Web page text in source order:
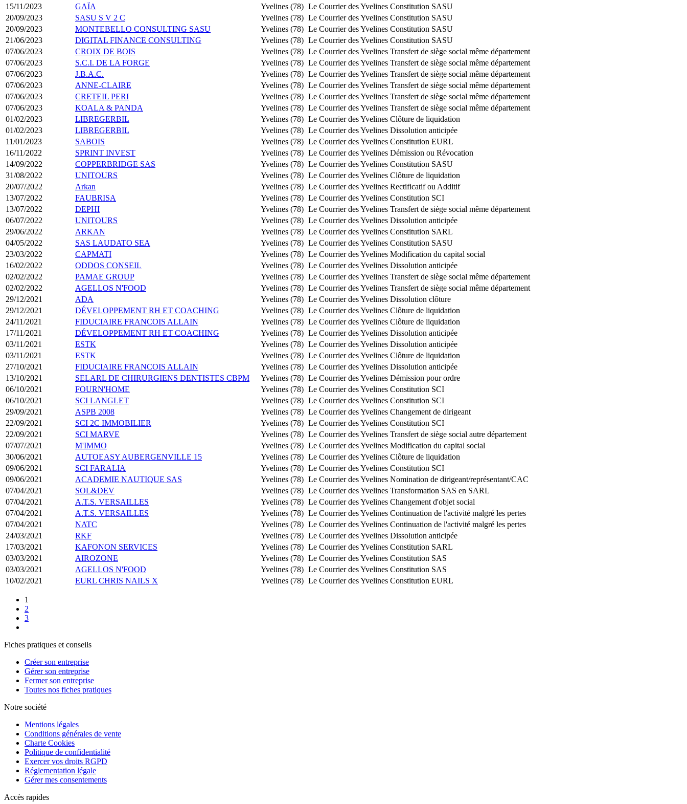
15/11/2023
GAÏA Yvelines (78) Le Courrier des Yvelines Constitution SASU
20/09/2023
SASU S V 2 C Yvelines (78) Le Courrier des Yvelines Constitution SASU
20/09/2023
MONTEBELLO CONSULTING SASU Yvelines (78) Le Courrier des Yvelines Constitution SASU
21/06/2023
DIGITAL FINANCE CONSULTING Yvelines (78) Le Courrier des Yvelines Constitution SASU
07/06/2023
CROIX DE BOIS Yvelines (78) Le Courrier des Yvelines Transfert de siège social même département
07/06/2023
S.C.I. DE LA FORGE Yvelines (78) Le Courrier des Yvelines Transfert de siège social même département
07/06/2023
J.B.A.C. Yvelines (78) Le Courrier des Yvelines Transfert de siège social même département
07/06/2023
ANNE-CLAIRE Yvelines (78) Le Courrier des Yvelines Transfert de siège social même département
07/06/2023
CRETEIL PERI Yvelines (78) Le Courrier des Yvelines Transfert de siège social même département
07/06/2023
KOALA & PANDA Yvelines (78) Le Courrier des Yvelines Transfert de siège social même département
01/02/2023
LIBREGERBIL Yvelines (78) Le Courrier des Yvelines Clôture de liquidation
01/02/2023
LIBREGERBIL Yvelines (78) Le Courrier des Yvelines Dissolution anticipée
11/01/2023
SABOIS Yvelines (78) Le Courrier des Yvelines Constitution EURL
16/11/2022
SPRINT INVEST Yvelines (78) Le Courrier des Yvelines Démission ou Révocation
14/09/2022
COPPERBRIDGE SAS Yvelines (78) Le Courrier des Yvelines Constitution SASU
31/08/2022
UNITOURS Yvelines (78) Le Courrier des Yvelines Clôture de liquidation
20/07/2022
Arkan Yvelines (78) Le Courrier des Yvelines Rectificatif ou Additif
13/07/2022
FAUBRISA Yvelines (78) Le Courrier des Yvelines Constitution SCI
13/07/2022
DEPHI Yvelines (78) Le Courrier des Yvelines Transfert de siège social même département
06/07/2022
UNITOURS Yvelines (78) Le Courrier des Yvelines Dissolution anticipée
29/06/2022
ARKAN Yvelines (78) Le Courrier des Yvelines Constitution SARL
04/05/2022
SAS LAUDATO SEA Yvelines (78) Le Courrier des Yvelines Constitution SASU
23/03/2022
CAPMATI Yvelines (78) Le Courrier des Yvelines Modification du capital social
16/02/2022
ODDOS CONSEIL Yvelines (78) Le Courrier des Yvelines Dissolution anticipée
02/02/2022
PAMAE GROUP Yvelines (78) Le Courrier des Yvelines Transfert de siège social même département
02/02/2022
AGELLOS N'FOOD Yvelines (78) Le Courrier des Yvelines Transfert de siège social même département
29/12/2021
ADA Yvelines (78) Le Courrier des Yvelines Dissolution clôture
29/12/2021
DÉVELOPPEMENT RH ET COACHING Yvelines (78) Le Courrier des Yvelines Clôture de liquidation
24/11/2021
FIDUCIAIRE FRANCOIS ALLAIN Yvelines (78) Le Courrier des Yvelines Clôture de liquidation
17/11/2021
DÉVELOPPEMENT RH ET COACHING Yvelines (78) Le Courrier des Yvelines Dissolution anticipée
03/11/2021
ESTK Yvelines (78) Le Courrier des Yvelines Dissolution anticipée
03/11/2021
ESTK Yvelines (78) Le Courrier des Yvelines Clôture de liquidation
27/10/2021
FIDUCIAIRE FRANCOIS ALLAIN Yvelines (78) Le Courrier des Yvelines Dissolution anticipée
13/10/2021
SELARL DE CHIRURGIENS DENTISTES CBPM Yvelines (78) Le Courrier des Yvelines Démission pour ordre
06/10/2021
FOURN'HOME Yvelines (78) Le Courrier des Yvelines Constitution SCI
06/10/2021
SCI LANGLET Yvelines (78) Le Courrier des Yvelines Constitution SCI
29/09/2021
ASPB 2008 Yvelines (78) Le Courrier des Yvelines Changement de dirigeant
22/09/2021
SCI 2C IMMOBILIER Yvelines (78) Le Courrier des Yvelines Constitution SCI
22/09/2021
SCI MARVE Yvelines (78) Le Courrier des Yvelines Transfert de siège social autre département
07/07/2021
M'IMMO Yvelines (78) Le Courrier des Yvelines Modification du capital social
30/06/2021
AUTOEASY AUBERGENVILLE 15 Yvelines (78) Le Courrier des Yvelines Clôture de liquidation
09/06/2021
SCI FARALIA Yvelines (78) Le Courrier des Yvelines Constitution SCI
09/06/2021
ACADEMIE NAUTIQUE SAS Yvelines (78) Le Courrier des Yvelines Nomination de dirigeant/représentant/CAC
07/04/2021
SOL&DEV Yvelines (78) Le Courrier des Yvelines Transformation SAS en SARL
07/04/2021
A.T.S. VERSAILLES Yvelines (78) Le Courrier des Yvelines Changement d'objet social
07/04/2021
A.T.S. VERSAILLES Yvelines (78) Le Courrier des Yvelines Continuation de l'activité malgré les pertes
07/04/2021
NATC Yvelines (78) Le Courrier des Yvelines Continuation de l'activité malgré les pertes
24/03/2021
RKF Yvelines (78) Le Courrier des Yvelines Dissolution anticipée
17/03/2021
KAFONON SERVICES Yvelines (78) Le Courrier des Yvelines Constitution SARL
03/03/2021
AIROZONE Yvelines (78) Le Courrier des Yvelines Constitution SAS
03/03/2021
AGELLOS N'FOOD Yvelines (78) Le Courrier des Yvelines Constitution SAS
10/02/2021
EURL CHRIS NAILS X Yvelines (78) Le Courrier des Yvelines Constitution EURL
1
2
3
Fiches pratiques et conseils
Créer son entreprise
Gérer son entreprise
Fermer son entreprise
Toutes nos fiches pratiques
Notre société
Mentions légales
Conditions générales de vente
Charte Cookies
Politique de confidentialité
Exercer vos droits RGPD
Réglementation légale
Gérer mes consentements
Accès rapides